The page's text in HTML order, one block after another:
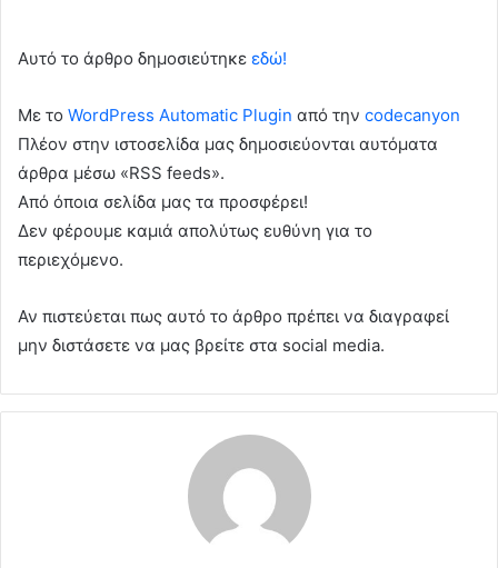
Αυτό το άρθρο δημοσιεύτηκε εδώ!
Με το WordPress Automatic Plugin από την codecanyon
Πλέον στην ιστοσελίδα μας δημοσιεύονται αυτόματα
άρθρα μέσω «RSS feeds».
Από όποια σελίδα μας τα προσφέρει!
Δεν φέρουμε καμιά απολύτως ευθύνη για το
περιεχόμενο.
Αν πιστεύεται πως αυτό το άρθρο πρέπει να διαγραφεί
μην διστάσετε να μας βρείτε στα social media.